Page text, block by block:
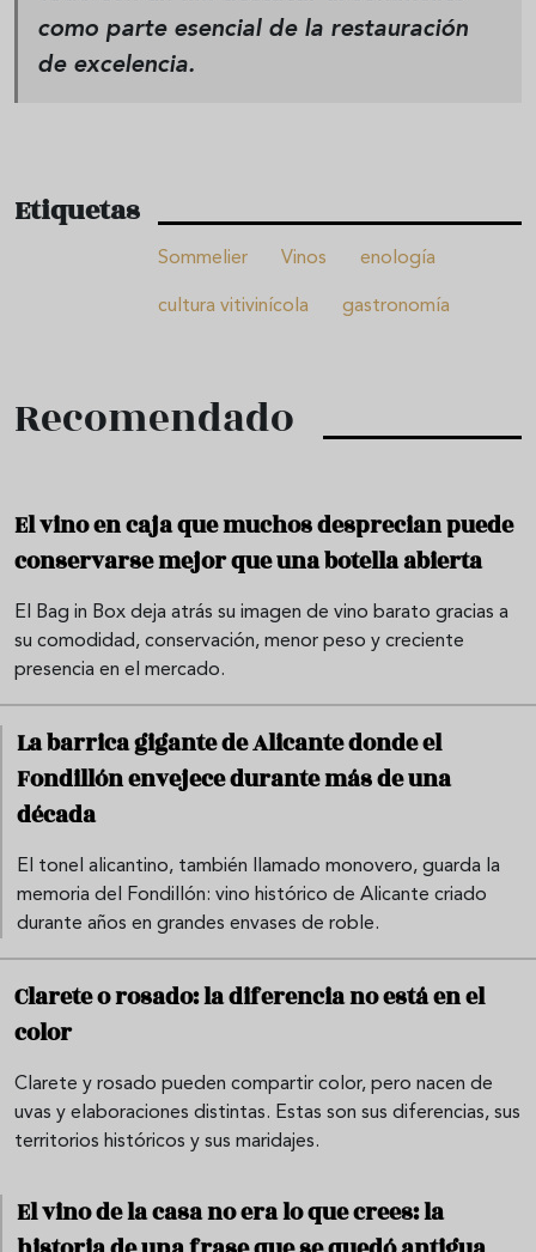
como parte esencial de la restauración
de excelencia.
Etiquetas
Sommelier Vinos enología
cultura vitivinícola gastronomía
Recomendado
El vino en caja que muchos desprecian puede
conservarse mejor que una botella abierta
El Bag in Box deja atrás su imagen de vino barato gracias a
su comodidad, conservación, menor peso y creciente
presencia en el mercado.
La barrica gigante de Alicante donde el
Fondillón envejece durante más de una
década
El tonel alicantino, también llamado monovero, guarda la
memoria del Fondillón: vino histórico de Alicante criado
durante años en grandes envases de roble.
Clarete o rosado: la diferencia no está en el
color
Clarete y rosado pueden compartir color, pero nacen de
uvas y elaboraciones distintas. Estas son sus diferencias, sus
territorios históricos y sus maridajes.
El vino de la casa no era lo que crees: la